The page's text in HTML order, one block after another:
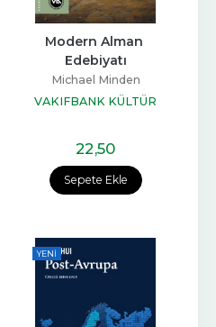
Sepete Ekle
Modern Alman
Edebiyatı
Michael Minden
VAKIFBANK KÜLTÜR
22,50
YENI